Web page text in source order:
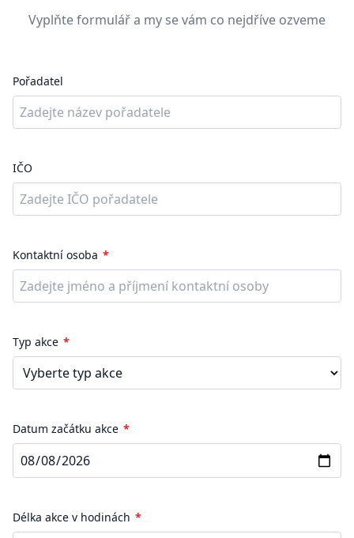
Vyplňte formulář a my se vám co nejdříve ozveme
Pořadatel
IČO
Kontaktní osoba
Typ akce
Datum začátku akce
Délka akce v hodinách